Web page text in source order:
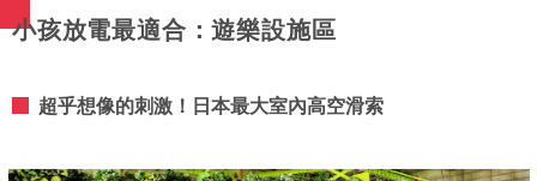
小孩放電最適合：遊樂設施區
超乎想像的刺激！日本最大室內高空滑索